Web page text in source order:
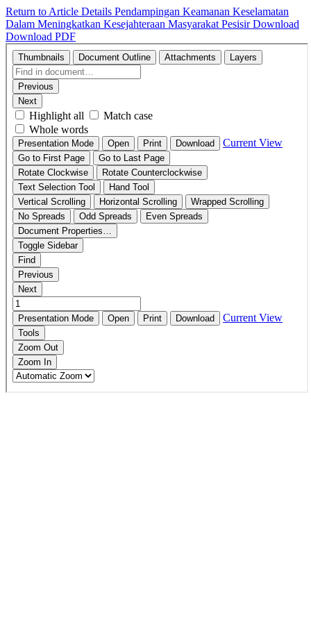
Return to Article Details Pendampingan Keamanan Keselamatan
Dalam Meningkatkan Kesejahteraan Masyarakat PesisirDownload
Download PDF